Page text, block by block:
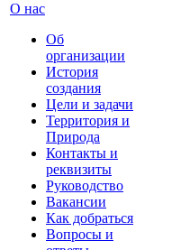
О нас
Об
организации
История
создания
Цели и задачи
Территория и
Природа
Контакты и
реквизиты
Руководство
Вакансии
Как добраться
Вопросы и